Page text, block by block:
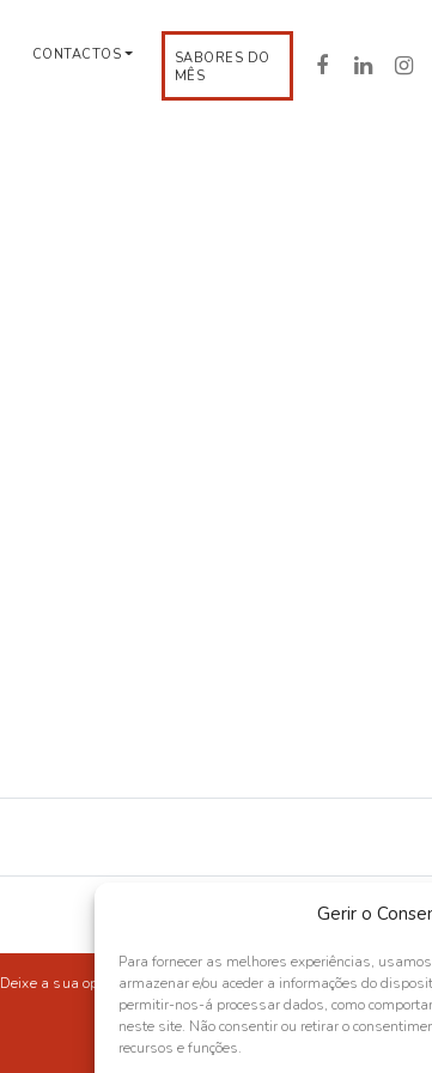
Gerir o
Para fornecer as melhores experiências,
armazenar e/ou aceder a informações do
permitir-nos-á processar dados, como
neste site. Não consentir ou retirar o
recursos e funções.
CONTACTOS
SABORES DO
MÊS
Deixe a sua opinião